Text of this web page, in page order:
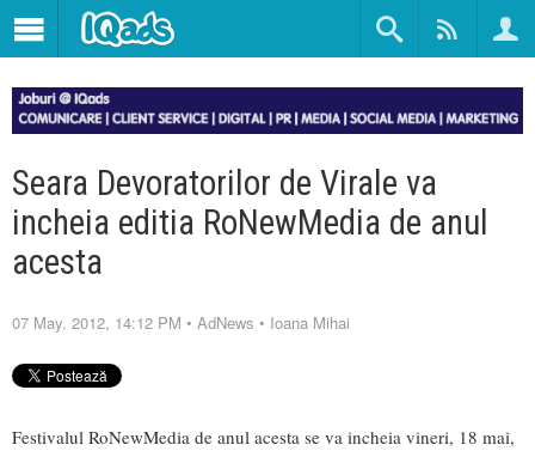
Seara Devoratorilor de Virale va
incheia editia RoNewMedia de anul
acesta
07 May. 2012, 14:12 PM • AdNews • Ioana Mihai
Festivalul RoNewMedia de anul acesta se va incheia vineri, 18 mai,